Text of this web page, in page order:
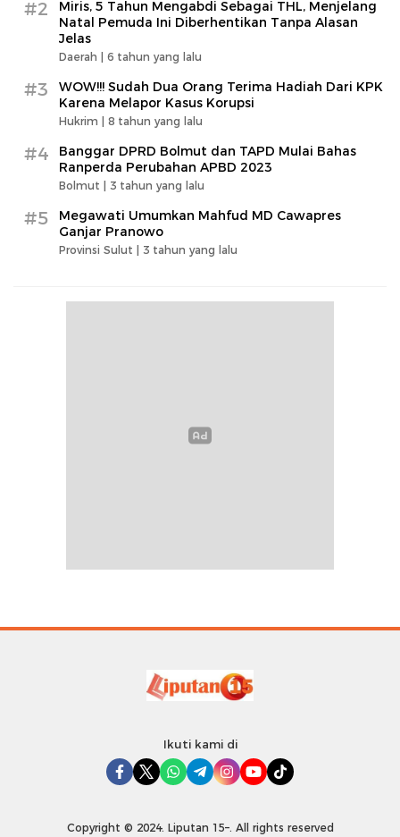
#2
Miris, 5 Tahun Mengabdi Sebagai THL, Menjelang
Natal Pemuda Ini Diberhentikan Tanpa Alasan
Jelas
Daerah | 6 tahun yang lalu
#3
WOW!!! Sudah Dua Orang Terima Hadiah Dari KPK
Karena Melapor Kasus Korupsi
Hukrim | 8 tahun yang lalu
#4
Banggar DPRD Bolmut dan TAPD Mulai Bahas
Ranperda Perubahan APBD 2023
Bolmut | 3 tahun yang lalu
#5
Megawati Umumkan Mahfud MD Cawapres
Ganjar Pranowo
Provinsi Sulut | 3 tahun yang lalu
Ikuti kami di
Copyright © 2024. Liputan 15–. All rights reserved